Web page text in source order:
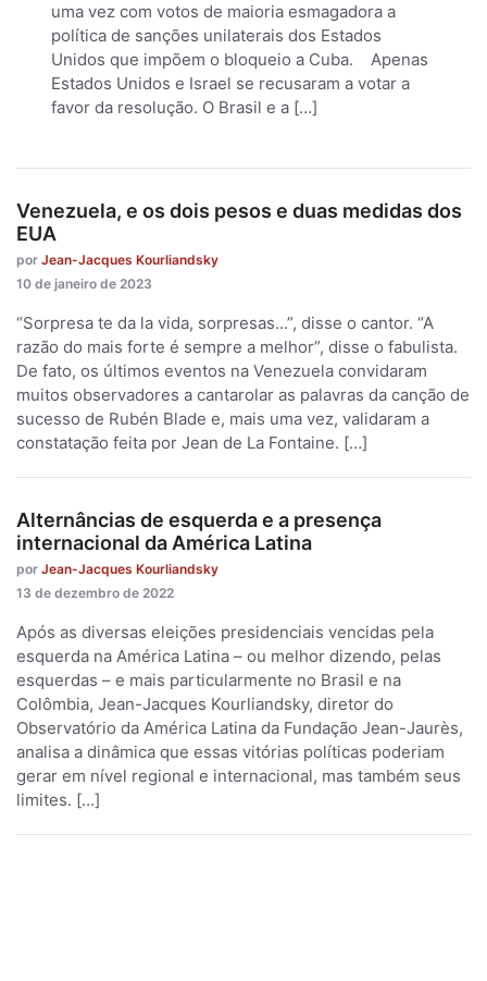
uma vez com votos de maioria esmagadora a
política de sanções unilaterais dos Estados
Unidos que impõem o bloqueio a Cuba. Apenas
Estados Unidos e Israel se recusaram a votar a
favor da resolução. O Brasil e a […]
Venezuela, e os dois pesos e duas medidas dos
EUA
por Jean-Jacques Kourliandsky
10 de janeiro de 2023
“Sorpresa te da la vida, sorpresas...”, disse o cantor. “A
razão do mais forte é sempre a melhor”, disse o fabulista.
De fato, os últimos eventos na Venezuela convidaram
muitos observadores a cantarolar as palavras da canção de
sucesso de Rubén Blade e, mais uma vez, validaram a
constatação feita por Jean de La Fontaine. […]
Alternâncias de esquerda e a presença
internacional da América Latina
por Jean-Jacques Kourliandsky
13 de dezembro de 2022
Após as diversas eleições presidenciais vencidas pela
esquerda na América Latina – ou melhor dizendo, pelas
esquerdas – e mais particularmente no Brasil e na
Colômbia, Jean-Jacques Kourliandsky, diretor do
Observatório da América Latina da Fundação Jean-Jaurès,
analisa a dinâmica que essas vitórias políticas poderiam
gerar em nível regional e internacional, mas também seus
limites. […]